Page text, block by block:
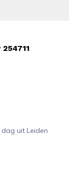
uit Leiden